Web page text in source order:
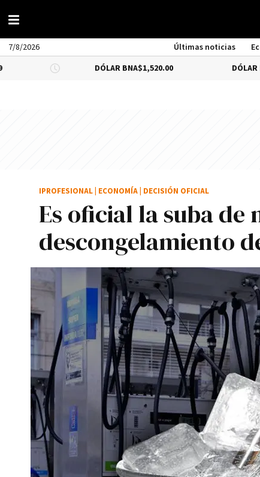
7/8/2026 Últimas noticias
DÓLAR BNA$1,520.00 DÓLAR BLUE-
Es oficial la suba de
descongelamiento
IPROFESIONAL ECONOMÍA DECISIÓN OFICIAL